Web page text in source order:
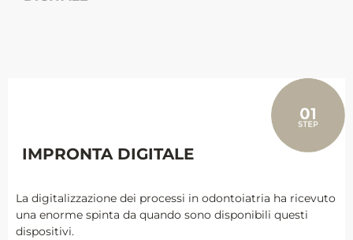
IMPRONTA DIGITALE
La digitalizzazione dei processi in odontoiatria ha ricevuto
una enorme spinta da quando sono disponibili questi
dispositivi.